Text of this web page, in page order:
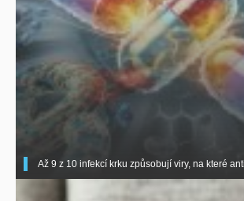
Až 9 z 10 infekcí krku způsobují viry, na které